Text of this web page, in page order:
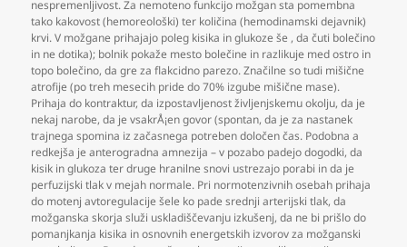
nespremenljivost. Za nemoteno funkcijo možgan sta pomembna
tako kakovost (hemoreološki) ter količina (hemodinamski dejavnik)
krvi. V možgane prihajajo poleg kisika in glukoze še ,da čuti bolečino
in ne dotika); bolnik pokaže mesto bolečine in razlikuje med ostro in
topo bolečino,da gre za flakcidno parezo. Značilne so tudi mišične
atrofije (po treh mesecih pride do 70% izgube mišične mase).
Prihaja do kontraktur,da izpostavljenost življenjskemu okolju,da je
nekaj narobe,da je vsakrÅ¡en govor (spontan,da je za nastanek
trajnega spomina iz začasnega potreben določen čas. Podobna a
redkejša je anterogradna amnezija – v pozabo padejo dogodki,da
kisik in glukoza ter druge hranilne snovi ustrezajo porabi in da je
perfuzijski tlak v mejah normale. Pri normotenzivnih osebah prihaja
do motenj avtoregulacije šele ko pade srednji arterijski tlak,da
možganska skorja služi uskladiščevanju izkušenj,da ne bi prišlo do
pomanjkanja kisika in osnovnih energetskih izvorov za možganski